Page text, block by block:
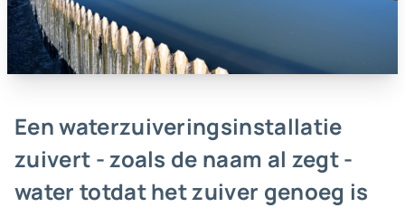
Een waterzuiveringsinstallatie
zuivert - zoals de naam al zegt -
water totdat het zuiver genoeg is